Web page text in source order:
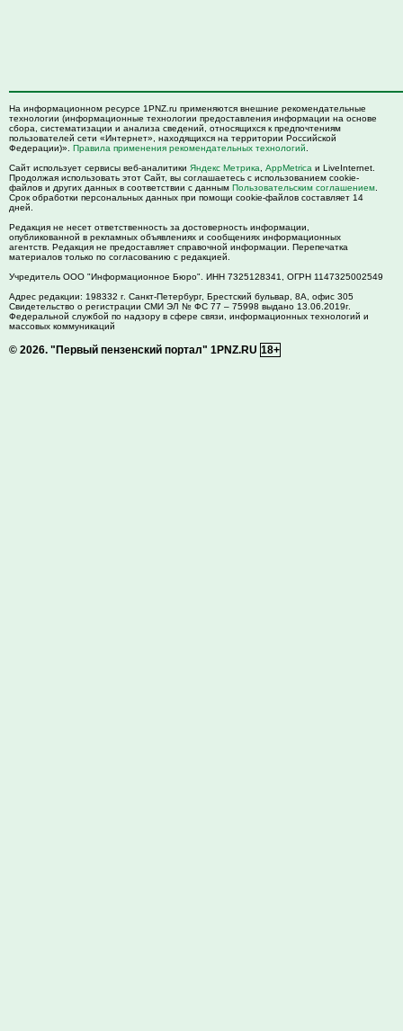
На информационном ресурсе 1PNZ.ru применяются внешние рекомендательные
технологии (информационные технологии предоставления информации на основе
сбора, систематизации и анализа сведений, относящихся к предпочтениям
пользователей сети «Интернет», находящихся на территории Российской
Федерации)». Правила применения рекомендательных технологий
Сайт использует сервисы веб-аналитики Яндекс Метрика AppMetrica и LiveInternet.
Продолжая использовать этот Сайт, вы соглашаетесь с использованием cookie-
файлов и других данных в соответствии с данным Пользовательским соглашением
Срок обработки персональных данных при помощи cookie-файлов составляет 14
дней.
Редакция не несет ответственность за достоверность информации,
опубликованной в рекламных объявлениях и сообщениях информационных
агентств. Редакция не предоставляет справочной информации. Перепечатка
материалов только по согласованию с редакцией.
Учредитель ООО "Информационное Бюро". ИНН 7325128341, ОГРН 1147325002549
Адрес редакции: 198332 г. Санкт-Петербург, Брестский бульвар, 8А, офис 305
Свидетельство о регистрации СМИ ЭЛ № ФС 77 – 75998 выдано 13.06.2019г.
Федеральной службой по надзору в сфере связи, информационных технологий и
массовых коммуникаций
© 2026. "Первый пензенский портал" 1PNZ.RU 18+